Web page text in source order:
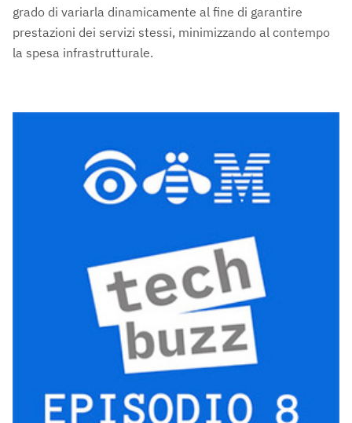
grado di variarla dinamicamente al fine di garantire
prestazioni dei servizi stessi, minimizzando al contempo
la spesa infrastrutturale.